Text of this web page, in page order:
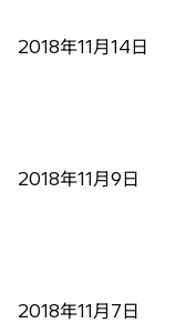
2018年11月14日
2018年11月9日
2018年11月7日